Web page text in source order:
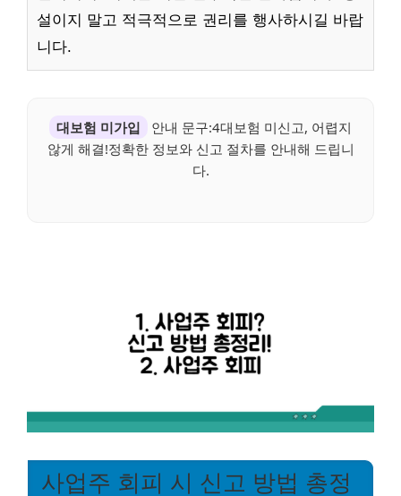
설이지 말고 적극적으로 권리를 행사하시길 바랍
니다.
대보험 미가입
안내 문구:4대보험 미신고, 어렵지
않게 해결!정확한 정보와 신고 절차를 안내해 드립니
다.
사업주 회피 시 신고 방법 총정